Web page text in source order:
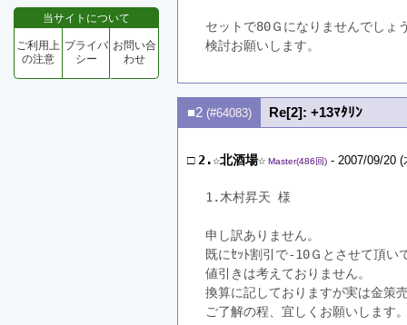
当サイトについて
ご利用上
の注意
プライバ
シー
お問い合
わせ
セットで80Ｇになりませんでしょ
検討お願いします。
■2 (#64083) Re[2]: +13ﾏﾀﾘﾝ
□ 2.☆北酒場☆ Master(486回) - 2007/09/20
1.木村昇天 様
申し訳ありません。
既にｾｯﾄ割引で-10Ｇとさせて頂い
値引きは考えておりません。
換算に記しておりますが実は金策
ご了解の程、宜しくお願いします